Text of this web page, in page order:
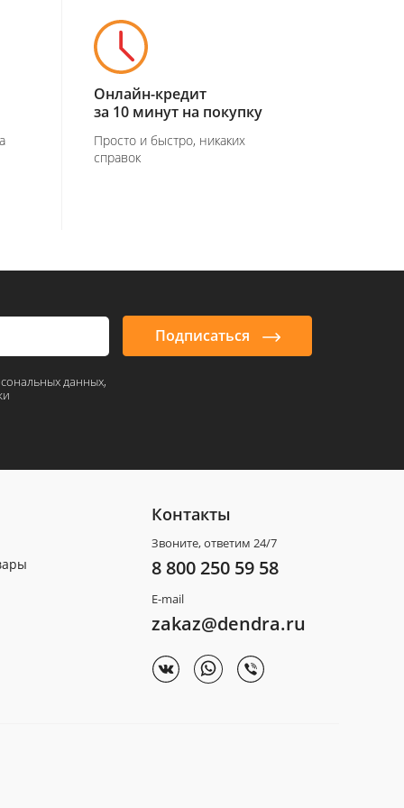
Онлайн-кредит
за 10 минут на покупку
Просто и быстро, никаких
справок
Подписаться
данных,
Контакты
Звоните, ответим 24/7
8 800 250 59 58
E-mail
zakaz@dendra.ru